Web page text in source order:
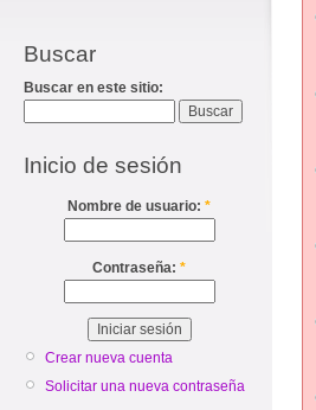
Buscar
Buscar en este sitio:
Inicio de sesión
Nombre de usuario: *
Contraseña: *
Crear nueva cuenta
Solicitar una nueva contraseña